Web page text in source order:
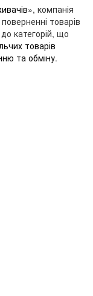
, компанія
товарів
категорій, що
товарів
та обміну.